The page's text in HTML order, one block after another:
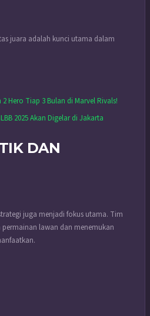
juara adalah kunci utama dalam
Hero Tiap 3 Bulan di Marvel Rivals!
2025 Akan Digelar di Jakarta
DAN
juga menjadi fokus utama. Tim
lawan dan menemukan